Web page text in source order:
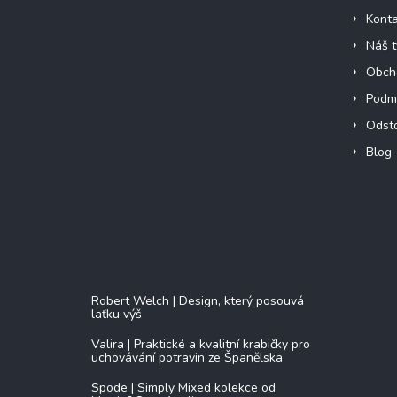
Náš
Blog
Robert Welch | Design, který posouvá
laťku výš
Valira | Praktické a kvalitní krabičky pro
uchovávání potravin ze Španělska
Spode | Simply Mixed kolekce od